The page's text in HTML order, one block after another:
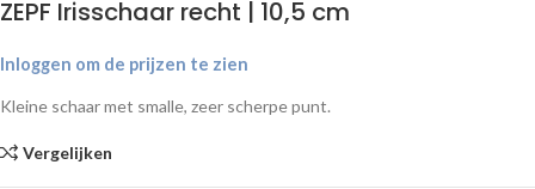
ZEPF Irisschaar recht | 10,5 cm
Inloggen om de prijzen te zien
Kleine schaar met smalle, zeer scherpe punt.
Vergelijken